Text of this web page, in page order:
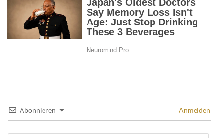
Abonnieren Anmelden